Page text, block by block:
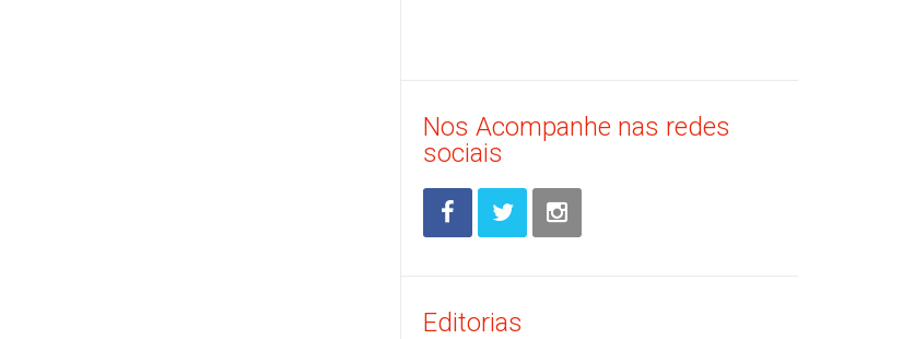
Nos Acompanhe nas redes
sociais
Editorias